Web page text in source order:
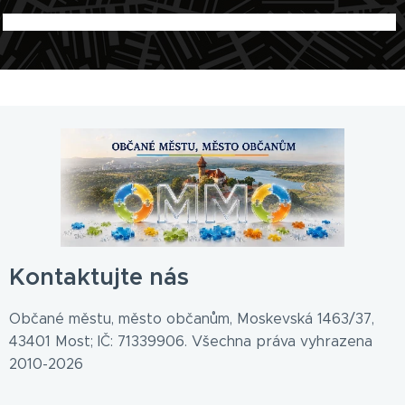
Kontaktujte nás
Občané městu, město občanům, Moskevská 1463/37,
43401 Most; IČ: 71339906. Všechna práva vyhrazena
2010-2026